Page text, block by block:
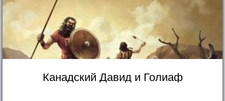
Канадский Давид и Голиаф